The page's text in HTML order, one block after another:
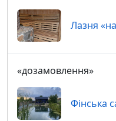
Лазня
«дозамовлення»
Фінська